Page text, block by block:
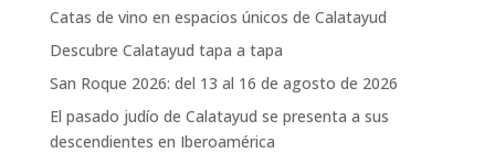
Catas de vino en espacios únicos de Calatayud
Descubre Calatayud tapa a tapa
San Roque 2026: del 13 al 16 de agosto de 2026
El pasado judío de Calatayud se presenta a sus
descendientes en Iberoamérica